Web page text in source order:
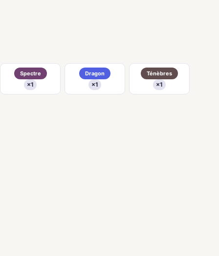
Spectre
×1
Dragon
×1
Ténèbres
×1